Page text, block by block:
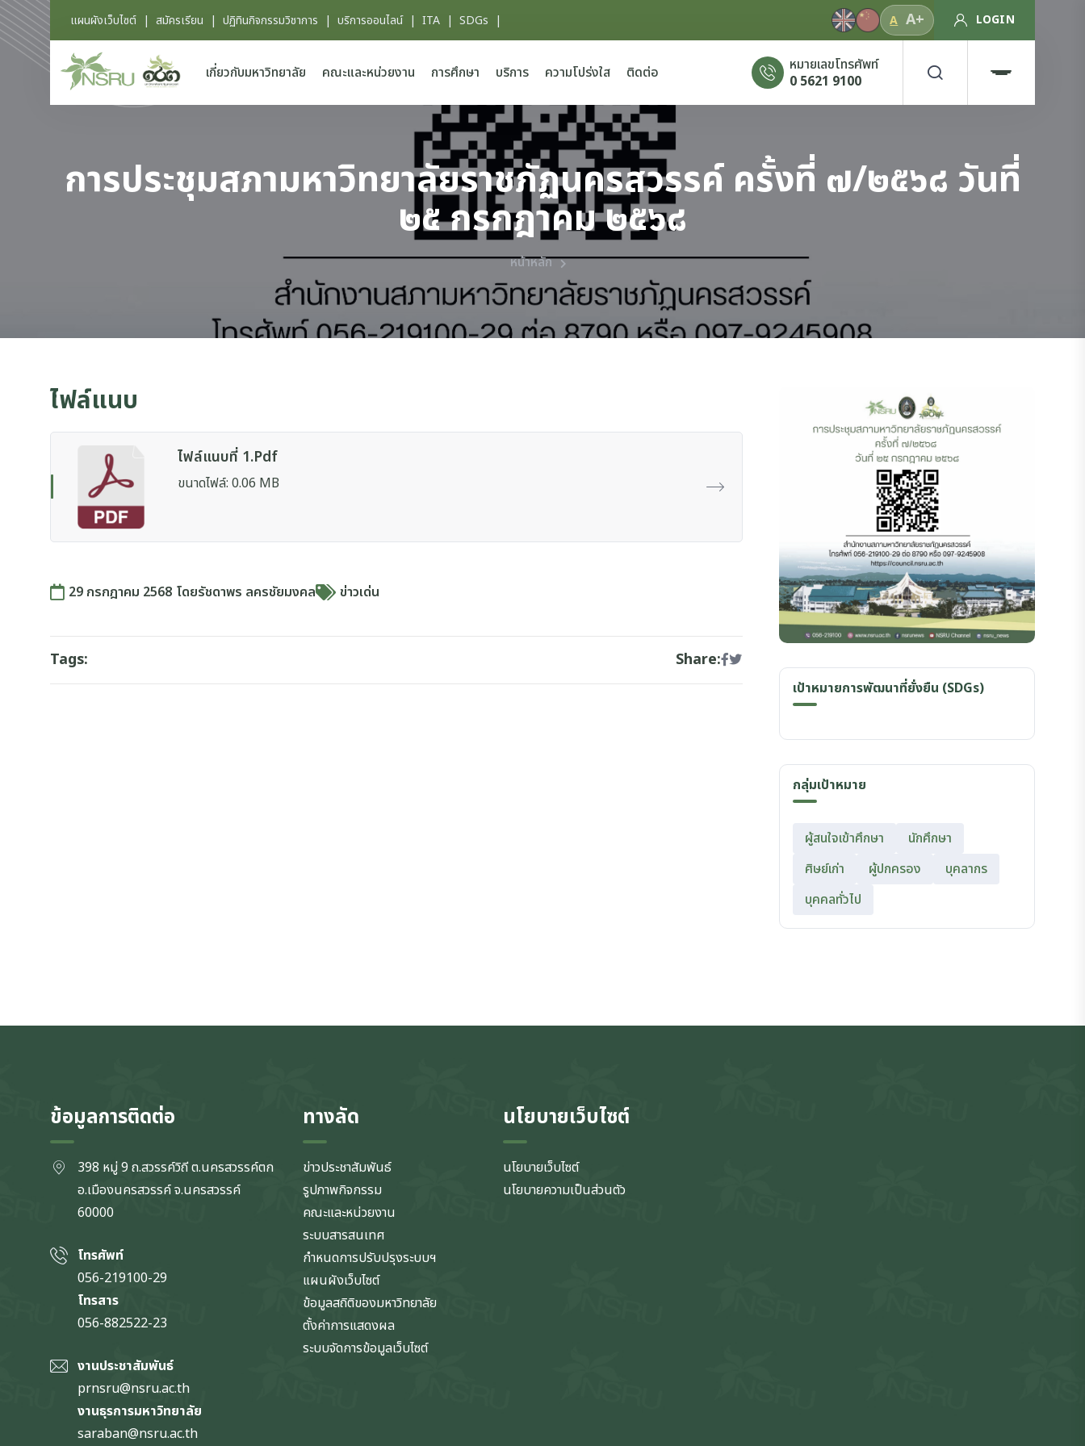
แผนผังเว็บไซต์ | สมัครเรียน | ปฏิทินกิจกรรมวิชาการ | บริการออนไลน์| ITA | SDGs | A A+ LOGIN
เกี่ยวกับมหาวิทยาลัย คณะและหน่วยงาน การศึกษา บริการ ความโปร่งใส ติดต่อ
หมายเลขโทรศัพท์
0 5621 9100
การประชุมสภามหาวิทยาลัยราชภัฏนครสวรรค์ ครั้งที่ ๗/๒๕๖๘ วันที่
๒๕ กรกฎาคม ๒๕๖๘
หน้าหลัก
ไฟล์แนบ
ไฟล์แนบที่ 1.pdf
ขนาดไฟล์: 0.06 MB
29 กรกฎาคม 2568 โดยรัชดาพร ลครชัยมงคล ข่าวเด่น
Tags: Share:
เป้าหมายการพัฒนาที่ยั่งยืน (SDGs)
กลุ่มเป้าหมาย
ผู้สนใจเข้าศึกษา
นักศึกษา
ศิษย์เก่า
ผู้ปกครอง
บุคลากร
บุคคลทั่วไป
ข้อมูลการติดต่อ
398 หมู่ 9 ถ.สวรรค์วิถี ต.นครสวรรค์ตก
อ.เมืองนครสวรรค์ จ.นครสวรรค์
60000
โทรศัพท์
056-219100-29
โทรสาร
056-882522-23
งานประชาสัมพันธ์
prnsru@nsru.ac.th
งานธุรการมหาวิทยาลัย
saraban@nsru.ac.th
ทางลัด
ข่าวประชาสัมพันธ์
รูปภาพกิจกรรม
คณะและหน่วยงาน
ระบบสารสนเทศ
กำหนดการปรับปรุงระบบฯ
แผนผังเว็บไซต์
ข้อมูลสถิติของมหาวิทยาลัย
ตั้งค่าการแสดงผล
ระบบจัดการข้อมูลเว็บไซต์
นโยบายเว็บไซต์
นโยบายเว็บไซต์
นโยบายความเป็นส่วนตัว